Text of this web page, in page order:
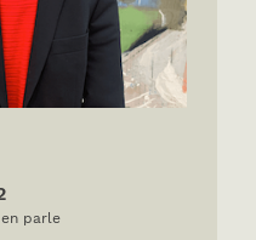
parle